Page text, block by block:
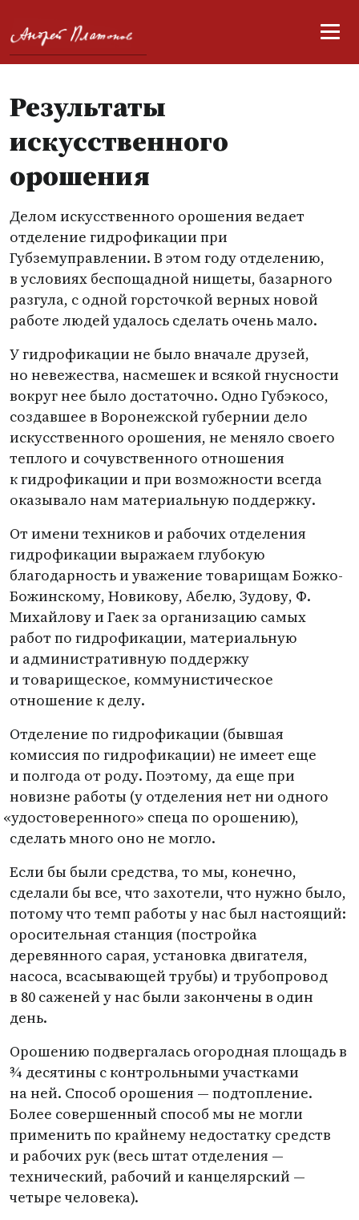
Результаты
искусственного
орошения
Делом искусственного орошения ведает
отделение гидрофикации при
Губземуправлении. В этом году отделению,
в условиях беспощадной нищеты, базарного
разгула, с одной горсточкой верных новой
работе людей удалось сделать очень мало.
У гидрофикации не было вначале друзей,
но невежества, насмешек и всякой гнусности
вокруг нее было достаточно. Одно Губэкосо,
создавшее в Воронежской губернии дело
искусственного орошения, не меняло своего
теплого и сочувственного отношения
к гидрофикации и при возможности всегда
оказывало нам материальную поддержку.
От имени техников и рабочих отделения
гидрофикации выражаем глубокую
благодарность и уважение товарищам Божко-
Божинскому, Новикову, Абелю, Зудову, Ф.
Михайлову и Гаек за организацию самых
работ по гидрофикации, материальную
и административную поддержку
и товарищеское, коммунистическое
отношение к делу.
Отделение по гидрофикации (бывшая
комиссия по гидрофикации) не имеет еще
и полгода от роду. Поэтому, да еще при
новизне работы (у отделения нет ни одного
«удостоверенного» спеца по орошению),
сделать много оно не могло.
Если бы были средства, то мы, конечно,
сделали бы все, что захотели, что нужно было,
потому что темп работы у нас был настоящий:
оросительная станция (постройка
деревянного сарая, установка двигателя,
насоса, всасывающей трубы) и трубопровод
в 80 саженей у нас были закончены в один
день.
Орошению подвергалась огородная площадь в
¾ десятины с контрольными участками
на ней. Способ орошения — подтопление.
Более совершенный способ мы не могли
применить по крайнему недостатку средств
и рабочих рук (весь штат отделения —
технический, рабочий и канцелярский —
четыре человека).